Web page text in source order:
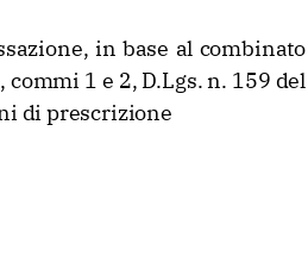
in base al combinato
1 e 2, D.Lgs. n. 159 del
di prescrizione